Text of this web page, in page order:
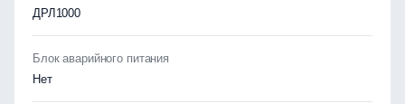
ДРЛ1000
Блок аварийного питания
Нет